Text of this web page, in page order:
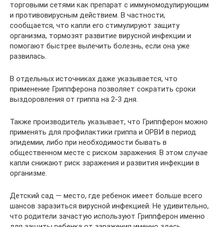
торговыми сетями как препарат с иммуномодулирующим
и противовирусным действием. В частности,
сообщается, что капли его стимулируют защиту
организма, тормозят развитие вирусной инфекции и
помогают быстрее вылечить болезнь, если она уже
развилась.
В отдельных источниках даже указывается, что
применение Гриппферона позволяет сократить сроки
выздоровления от гриппа на 2-3 дня.
Также производитель указывает, что Гриппферон можно
применять для профилактики гриппа и ОРВИ в период
эпидемии, либо при необходимости бывать в
общественном месте с риском заражения. В этом случае
капли снижают риск заражения и развития инфекции в
организме.
Детский сад — место, где ребенок имеет больше всего
шансов заразиться вирусной инфекцией. Не удивительно,
что родители зачастую используют Гриппферон именно